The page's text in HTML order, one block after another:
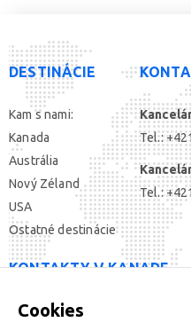
DESTINÁCIE
Kam s nami:
Kanada
Austrália
Nový Zéland
USA
Ostatné destinácie
Tel.:
Tel.:
KONTAKTY V KANADE
Cookies